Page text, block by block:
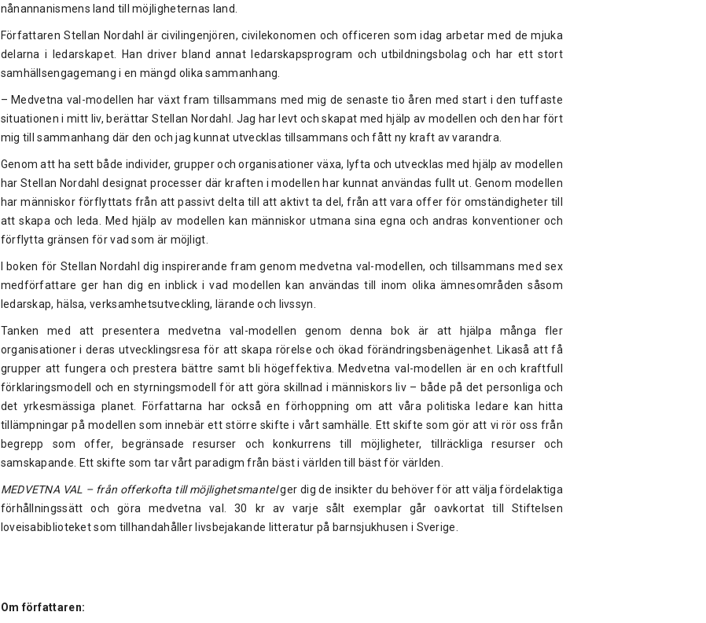
nånannanismens land till möjligheternas land.
Författaren Stellan Nordahl är civilingenjören, civilekonomen och officeren som idag arbetar med de mjuka
delarna i ledarskapet. Han driver bland annat ledarskapsprogram och utbildningsbolag och har ett stort
samhällsengagemang i en mängd olika sammanhang.
– Medvetna val-modellen har växt fram tillsammans med mig de senaste tio åren med start i den tuffaste
situationen i mitt liv, berättar Stellan Nordahl. Jag har levt och skapat med hjälp av modellen och den har fört
mig till sammanhang där den och jag kunnat utvecklas tillsammans och fått ny kraft av varandra.
Genom att ha sett både individer, grupper och organisationer växa, lyfta och utvecklas med hjälp av modellen
har Stellan Nordahl designat processer där kraften i modellen har kunnat användas fullt ut. Genom modellen
har människor förflyttats från att passivt delta till att aktivt ta del, från att vara offer för omständigheter till
att skapa och leda. Med hjälp av modellen kan människor utmana sina egna och andras konventioner och
förflytta gränsen för vad som är möjligt.
I boken för Stellan Nordahl dig inspirerande fram genom medvetna val-modellen, och tillsammans med sex
medförfattare ger han dig en inblick i vad modellen kan användas till inom olika ämnesområden såsom
ledarskap, hälsa, verksamhetsutveckling, lärande och livssyn.
Tanken med att presentera medvetna val-modellen genom denna bok är att hjälpa många fler
organisationer i deras utvecklingsresa för att skapa rörelse och ökad förändringsbenägenhet. Likaså att få
grupper att fungera och prestera bättre samt bli högeffektiva. Medvetna val-modellen är en och kraftfull
förklaringsmodell och en styrningsmodell för att göra skillnad i människors liv – både på det personliga och
det yrkesmässiga planet. Författarna har också en förhoppning om att våra politiska ledare kan hitta
tillämpningar på modellen som innebär ett större skifte i vårt samhälle. Ett skifte som gör att vi rör oss från
begrepp som offer, begränsade resurser och konkurrens till möjligheter, tillräckliga resurser och
samskapande. Ett skifte som tar vårt paradigm från bäst i världen till bäst för världen.
MEDVETNA VAL – från offerkofta till möjlighetsmantelger dig de insikter du behöver för att välja fördelaktiga
förhållningssätt och göra medvetna val. 30 kr av varje sålt exemplar går oavkortat till Stiftelsen
loveisabiblioteket som tillhandahåller livsbejakande litteratur på barnsjukhusen i Sverige.
Om författaren: